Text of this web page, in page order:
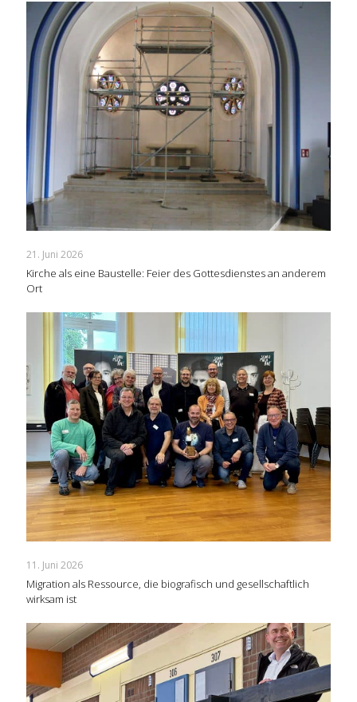
21. Juni 2026
Kirche als eine Baustelle: Feier des Gottesdienstes an anderem
Ort
11. Juni 2026
Migration als Ressource, die biografisch und gesellschaftlich
wirksam ist